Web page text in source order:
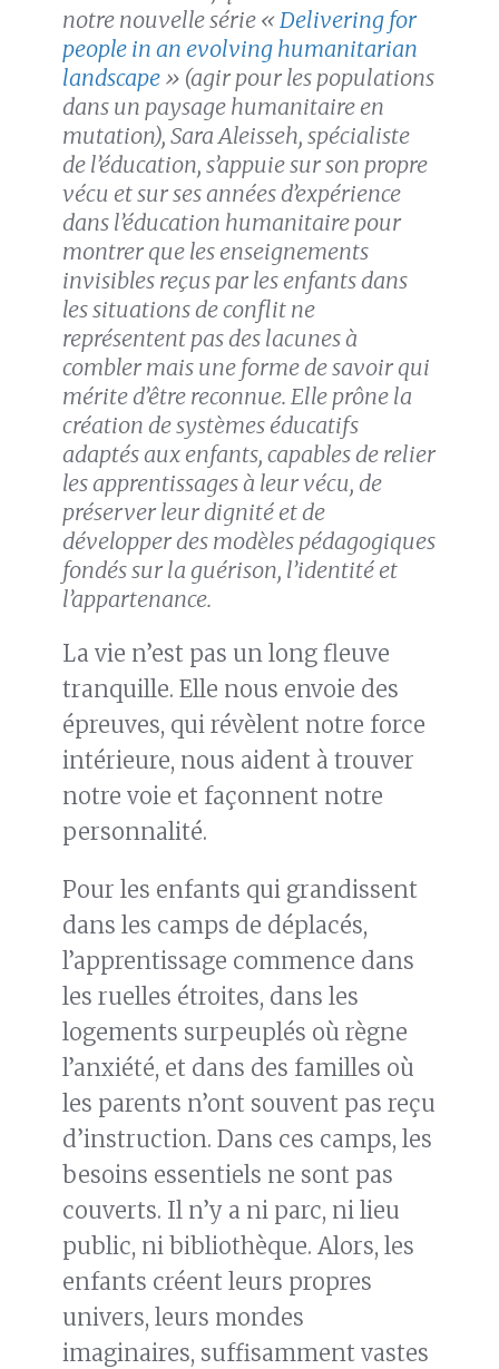
notre nouvelle série «Delivering for
people in an evolving humanitarian
landscape » (agir pour les populations
dans un paysage humanitaire en
mutation), Sara Aleisseh, spécialiste
de l’éducation, s’appuie sur son propre
vécu et sur ses années d’expérience
dans l’éducation humanitaire pour
montrer que les enseignements
invisibles reçus par les enfants dans
les situations de conflit ne
représentent pas des lacunes à
combler mais une forme de savoir qui
mérite d’être reconnue. Elle prône la
création de systèmes éducatifs
adaptés aux enfants, capables de relier
les apprentissages à leur vécu, de
préserver leur dignité et de
développer des modèles pédagogiques
fondés sur la guérison, l’identité et
l’appartenance.
La vie n’est pas un long fleuve
tranquille. Elle nous envoie des
épreuves, qui révèlent notre force
intérieure, nous aident à trouver
notre voie et façonnent notre
personnalité.
Pour les enfants qui grandissent
dans les camps de déplacés,
l’apprentissage commence dans
les ruelles étroites, dans les
logements surpeuplés où règne
l’anxiété, et dans des familles où
les parents n’ont souvent pas reçu
d’instruction. Dans ces camps, les
besoins essentiels ne sont pas
couverts. Il n’y a ni parc, ni lieu
public, ni bibliothèque. Alors, les
enfants créent leurs propres
univers, leurs mondes
imaginaires, suffisamment vastes